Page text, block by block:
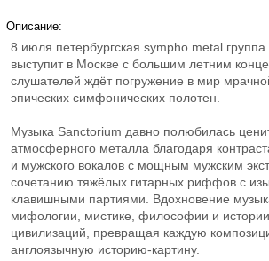
Описание:
8 июля петербургская sympho metal
выступит в Москве с большим летним
слушателей ждёт погружение в мир
эпических симфонических полотен.
Музыка Sanctorium давно полюбилась
атмосферного металла благодаря
и мужского вокалов с мощным мужским
сочетанию тяжёлых гитарных риффов с
клавишными партиями. Вдохновение
мифологии, мистике, философии и
цивилизаций, превращая каждую
англоязычную историю-картину.